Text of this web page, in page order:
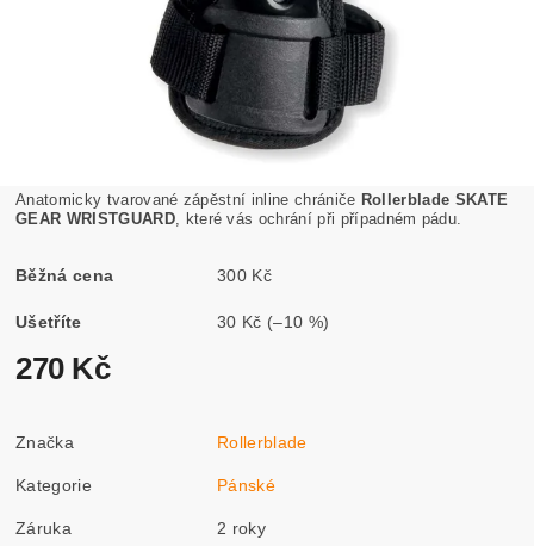
Anatomicky tvarované zápěstní inline chrániče Rollerblade SKATE
GEAR WRISTGUARD, které vás ochrání při případném pádu.
Běžná cena 300 Kč
Ušetříte 30 Kč (–10 %)
270 Kč
Značka Rollerblade
Kategorie Pánské
Záruka 2 roky